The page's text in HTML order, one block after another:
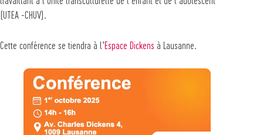
(UTEA -CHUV).
Cette conférence se tiendra à l’Espace Dickens à Lausanne.